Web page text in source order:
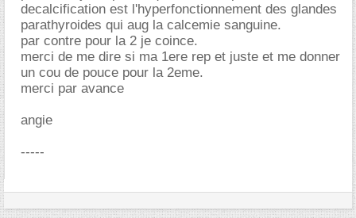
decalcification est l'hyperfonctionnement des glandes
parathyroides qui aug la calcemie sanguine.
par contre pour la 2 je coince.
merci de me dire si ma 1ere rep et juste et me donner
un cou de pouce pour la 2eme.
merci par avance
angie
-----